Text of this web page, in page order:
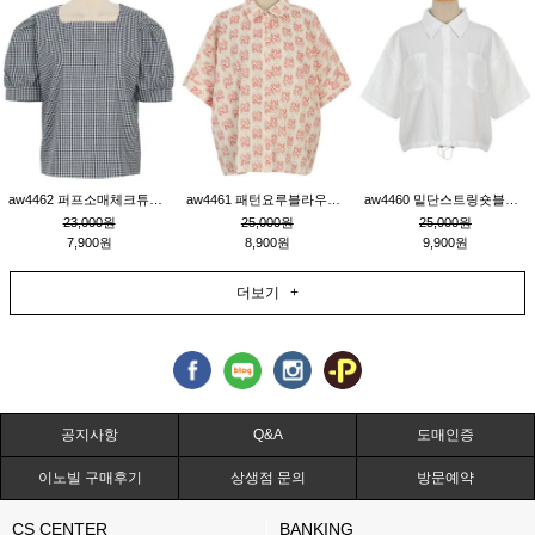
23,000원
7,900원
25,000원
8,900원
25,000원
9,900원
더보기 +
공지사항 Q&A 도매인증
이노빌 구매후기 상생점 문의 방문예약
CS CENTER BANKING